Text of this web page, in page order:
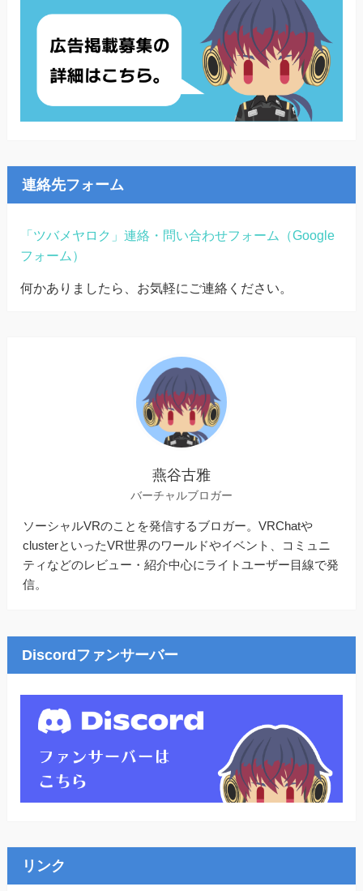
連絡先フォーム
「ツバメヤロク」連絡・問い合わせフォーム（Google
フォーム）
何かありましたら、お気軽にご連絡ください。
燕谷古雅
バーチャルブロガー
ソーシャルVRのことを発信するブロガー。VRChatや
clusterといったVR世界のワールドやイベント、コミュニ
ティなどのレビュー・紹介中心にライトユーザー目線で発
信。
Discordファンサーバー
リンク